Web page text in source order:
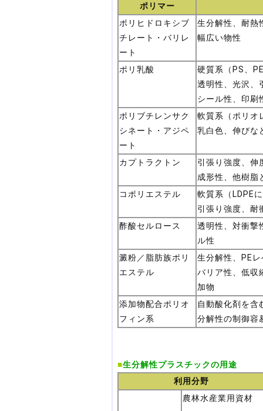
ポリマー
ポリヒドロキシブ
チレート・バリレ
ート
生分解性、耐熱
幅広い物性
ポリ乳酸
硬質系（PS、
透明性、光沢、
シール性、印刷
ポリブチレンサク
シネート・アジペ
ート
軟質系（ポリオ
乳白色、伸びな
カプトラクトン
引張り強度、伸
成形性、他樹脂
コポリエステル
軟質系（LDPE
引張り強度、耐
酢酸セルロース
透明性、対衝撃
ル性
澱粉／脂肪族ポリ
エステル
生分解性、PE
バリア性、低収
加物
添加物配合ポリオ
フィン系
自動酸化剤を含
分解性の制御容
■生分解性プラスチックの用途
利用分野
農林水産業用資材